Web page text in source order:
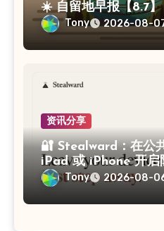
☀️ 自留地早报【8.7】
Tony 2026-08-
资讯分享
🔐 Stealward：在公
iPad 或 iPhone 开启
Tony 2026-08-